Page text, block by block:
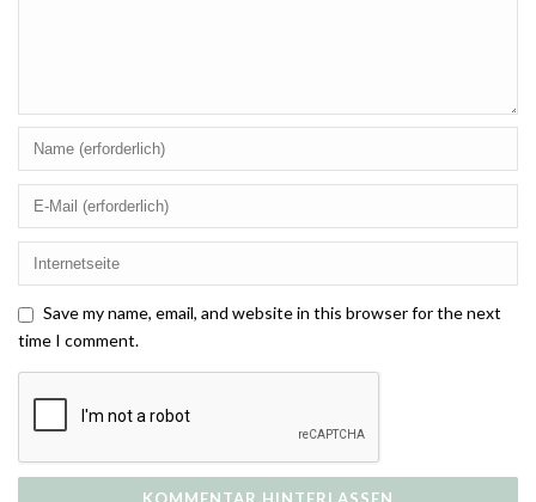
Save my name, email, and website in this browser for the next
time I comment.